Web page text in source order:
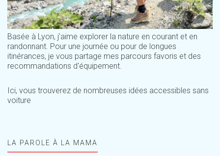
Basée à Lyon, j'aime explorer la nature en courant et en
randonnant. Pour une journée ou pour de longues
itinérances, je vous partage mes parcours favoris et des
recommandations d'équipement.
Ici, vous trouverez de nombreuses idées accessibles sans
voiture
LA PAROLE À LA MAMA